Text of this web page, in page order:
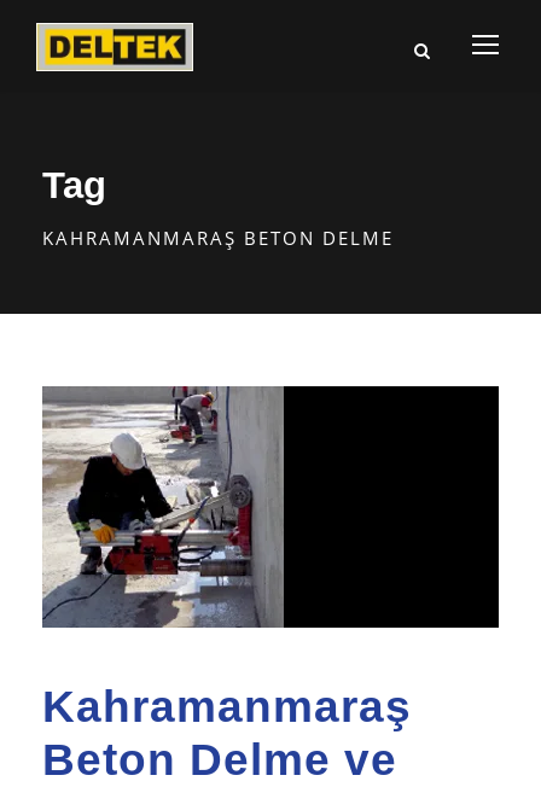
Tag
KAHRAMANMARAŞ BETON DELME
Kahramanmaraş
Beton Delme ve